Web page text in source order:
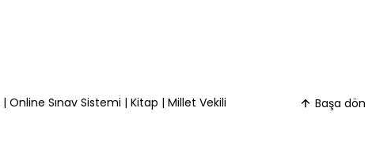
| Online Sınav Sistemi | Kitap | Millet Vekili
Başa dön